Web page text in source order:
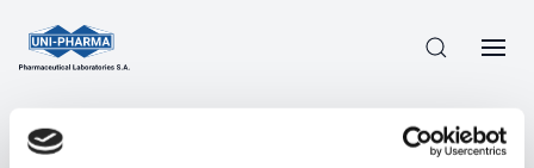
ΠΡΟΪΟΝΤΑ